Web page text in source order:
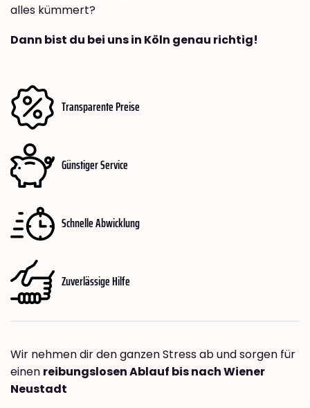
alles kümmert?
Dann bist du bei uns in Köln genau richtig!
Transparente Preise
Günstiger Service
Schnelle Abwicklung
Zuverlässige Hilfe
Wir nehmen dir den ganzen Stress ab und sorgen für
einen reibungslosen Ablauf bis nach Wiener
Neustadt